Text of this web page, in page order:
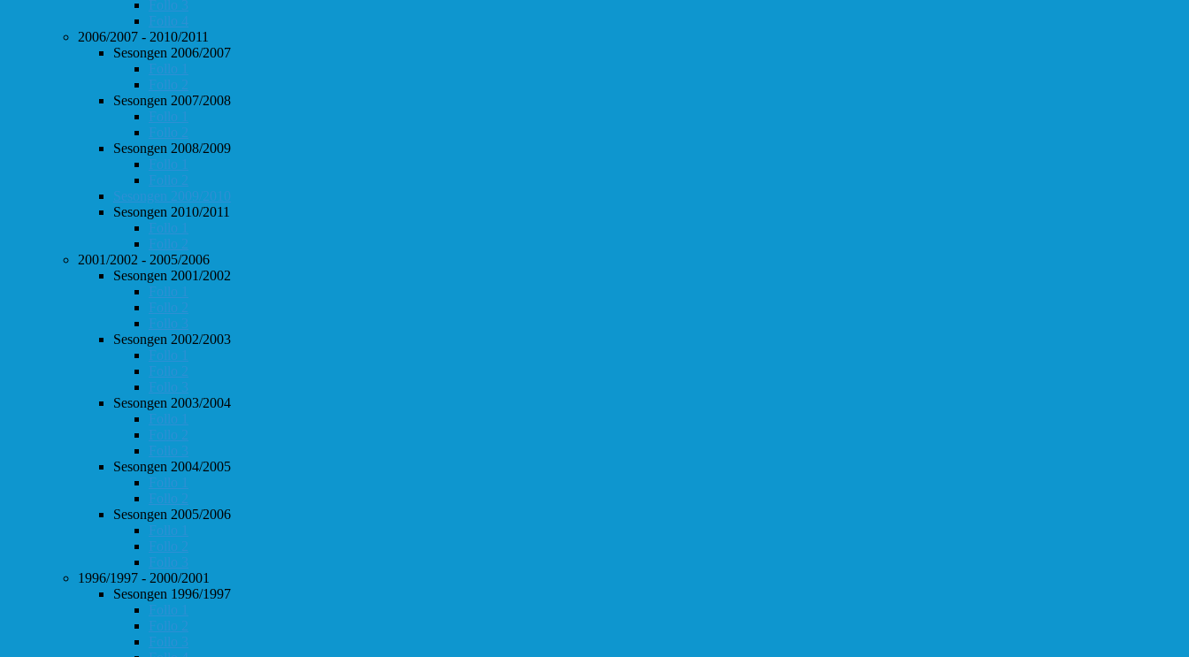
Follo 3
Follo 4
2006/2007 - 2010/2011
Sesongen 2006/2007
Follo 1
Follo 2
Sesongen 2007/2008
Follo 1
Follo 2
Sesongen 2008/2009
Follo 1
Follo 2
Sesongen 2009/2010
Sesongen 2010/2011
Follo 1
Follo 2
2001/2002 - 2005/2006
Sesongen 2001/2002
Follo 1
Follo 2
Follo 3
Sesongen 2002/2003
Follo 1
Follo 2
Follo 3
Sesongen 2003/2004
Follo 1
Follo 2
Follo 3
Sesongen 2004/2005
Follo 1
Follo 2
Sesongen 2005/2006
Follo 1
Follo 2
Follo 3
1996/1997 - 2000/2001
Sesongen 1996/1997
Follo 1
Follo 2
Follo 3